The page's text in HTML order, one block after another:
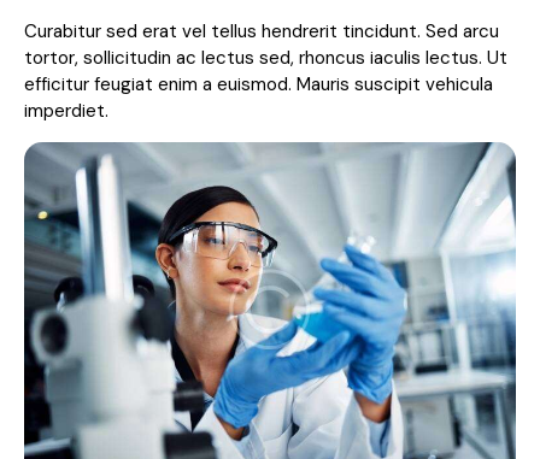
Curabitur sed erat vel tellus hendrerit tincidunt. Sed arcu
tortor, sollicitudin ac lectus sed, rhoncus iaculis lectus. Ut
efficitur feugiat enim a euismod. Mauris suscipit vehicula
imperdiet.